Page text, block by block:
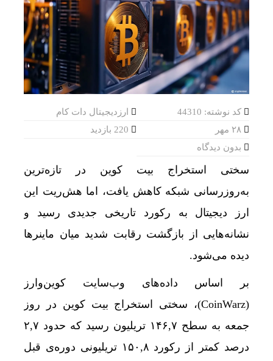
کد نوشته: 44310
ارزدیجیتال دات کام
بدون دیدگاه
سختی استخراج بیت‌ کوین در تازه‌ترین
به‌روزرسانی شبکه کاهش یافت، اما هش‌ریت این
ارز دیجیتال به رکورد تاریخی جدیدی رسید و
نشانه‌هایی از بازگشت رقابت شدید میان ماینرها
دیده می‌شود.
بر اساس داده‌های وب‌سایت کوین‌وارز
(CoinWarz)، سختی استخراج بیت‌ کوین در روز
جمعه به سطح ۱۴۶,۷ تریلیون رسید که حدود ۲,۷
درصد کمتر از رکورد ۱۵۰,۸ تریلیونی دوره‌ی قبل